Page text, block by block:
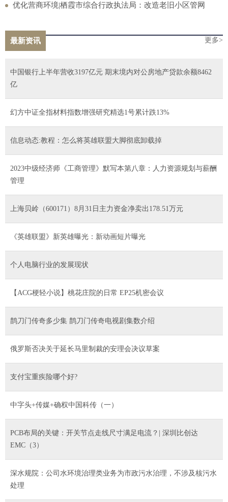
优化营商环境|栖霞市综合行政执法局：改造老旧小区管网
最新资讯 更多>
中国银行上半年营收3197亿元 期末境内对公房地产贷款余额8462
亿
幻方中证全指材料指数增强研究精选1号累计跌13%
信息动态:教程：怎么将英雄联盟大脚彻底卸载掉
2023中级经济师《工商管理》默写本第八章：人力资源规划与薪酬
管理
上海贝岭（600171）8月31日主力资金净卖出178.51万元
《英雄联盟》新英雄曝光：新动画短片曝光
个人电脑行业的发展现状
【ACG梗轻小说】桃花庄院的日常 EP25机密会议
鹊刀门传奇多少集 鹊刀门传奇电视剧集数介绍
俄罗斯否决关于延长马里制裁的安理会决议草案
支付宝重疾险哪个好?
中字头+传媒+确权中国科传（一）
PCB布局的关键：开关节点走线尺寸满足电流？| 深圳比创达
EMC（3）
深水规院：公司水环境治理类业务为市政污水治理，不涉及核污水
处理